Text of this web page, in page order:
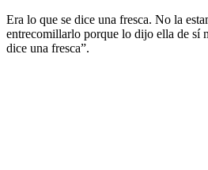
Era lo que se dice una fresca. No la
entrecomillarlo porque lo dijo ella de sí
dice una fresca”.